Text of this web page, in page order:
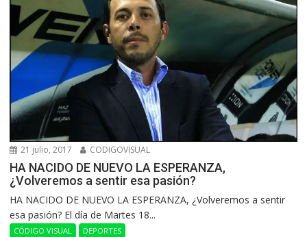
21 julio, 2017 CODIGOVISUAL
HA NACIDO DE NUEVO LA ESPERANZA,
¿Volveremos a sentir esa pasión?
HA NACIDO DE NUEVO LA ESPERANZA, ¿Volveremos a sentir
esa pasión? El día de Martes 18...
CÓDIGO VISUAL DEPORTES